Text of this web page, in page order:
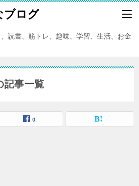
ブログ
読書、筋トレ、趣味、学習、生活、お金
記事一覧
0